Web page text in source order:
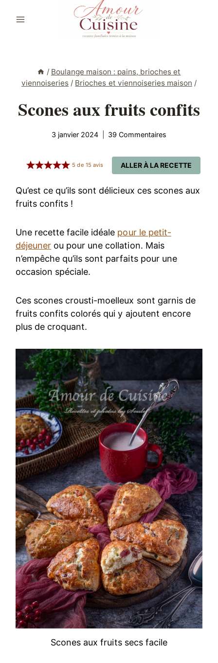
/ Boulange maison : pains, brioches et
viennoiseries / Brioches et viennoiseries maison /
Scones aux fruits confits
3 janvier 2024 39 Commentaires
ALLER À LA RECETTE
5 de 15 avis
Qu’est ce qu’ils sont délicieux ces scones aux
fruits confits !
Une recette facile idéale pour le petit-
déjeuner ou pour une collation. Mais
n’empêche qu’ils sont parfaits pour une
occasion spéciale.
Ces scones crousti-moelleux sont garnis de
fruits confits colorés qui y ajoutent encore
plus de croquant.
Scones aux fruits secs facile